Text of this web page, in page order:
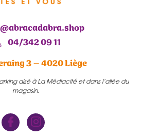
04/342 09 11
3 – 4020 Liège
aisé à La Médiacité et dans l’allée du
magasin.